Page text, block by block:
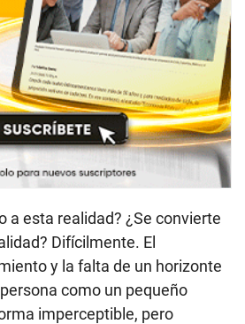
a esta realidad? ¿Se convierte
Difícilmente. El
y la falta de un horizonte
como un pequeño
imperceptible, pero